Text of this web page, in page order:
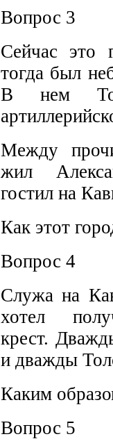
Вопрос 3
Сейчас это
тогда был
В нем
Между
жил
гостил на
Как этот
Вопрос 4
Служа на
хотел
крест.
и дважды
Каким
Вопрос 5